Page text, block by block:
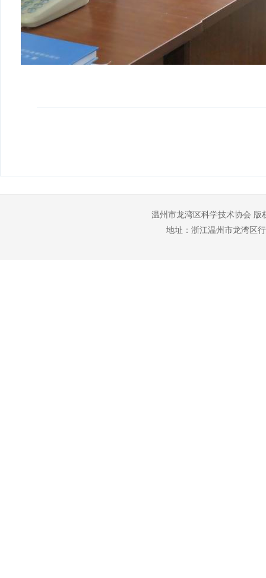
温州市龙湾区科学技术协会
地址：浙江温州市龙湾区